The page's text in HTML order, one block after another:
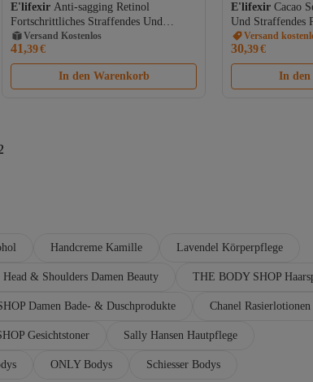
E'lifexir Anti-sagging Retinol
Fortschrittliches Straffendes Und
Remodellierendes Körpercreme-gel 2
Versand Kostenlos
Gratis Versand
Versand Kostenlos
41,39€
In den Warenkorb
E'lifexir Cacao
Und Straffendes
Versand
30,39€
In den
Handcreme Kamille Lavendel Körperpflege
Head & Shoulders Damen Beauty THE BODY SHOP
Damen Bade- & Duschprodukte Chanel Rasierlotionen
Gesichtstoner Sally Hansen Hautpflege
ONLY Bodys Schiesser Bodys